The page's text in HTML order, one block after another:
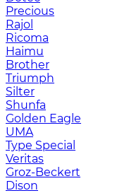
Precious
Rajol
Ricoma
Haimu
Brother
Triumph
Silter
Shunfa
Golden Eagle
UMA
Type Special
Veritas
Groz-Beckert
Dison